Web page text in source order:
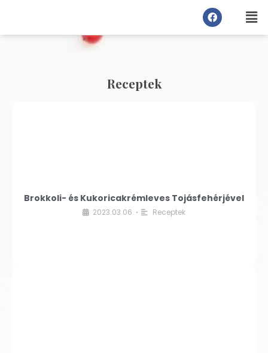
Receptek
Brokkoli- és Kukoricakrémleves Tojásfehérjével
2023.03.06. • Receptek